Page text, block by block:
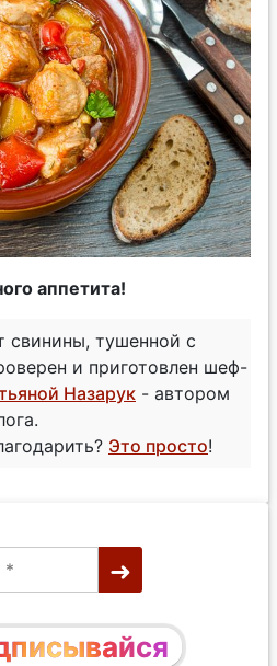
аппетита!
свинины, тушенной с
и приготовлен шеф-
Назарук - автором
Это просто!